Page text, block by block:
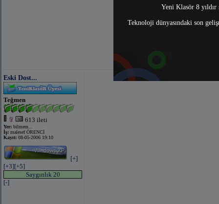
Yeni Klasör 8
Teknoloji dünyasındaki son
Eski Dost...
Teğmen
613 ileti
Yer: bilmem...
İş: malesef ÖRENCİ
Kayıt: 08-05-2006 19:10
[+]
[+3][+5]
Saygınlık 20
[-]